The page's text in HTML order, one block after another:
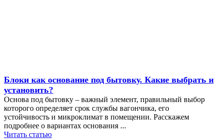
Блоки как основание под бытовку. Какие выбрать и
установить?
Основа под бытовку – важный элемент, правильный выбор
которого определяет срок службы вагончика, его
устойчивость и микроклимат в помещении. Расскажем
подробнее о вариантах основания ...
Читать статью